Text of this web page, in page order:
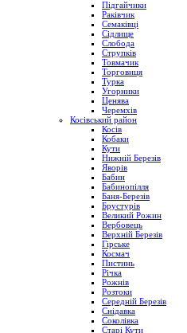
Підгайчики
Раківчик
Семаківці
Сідлище
Слобода
Струпків
Товмачик
Торговиця
Турка
Угорники
Ценява
Черемхів
Косівський район
Косів
Кобаки
Кути
Нижній Березів
Яворів
Бабин
Бабинопілля
Баня-Березів
Брустурів
Великий Рожин
Вербовець
Верхній Березів
Гірське
Космач
Пистинь
Річка
Рожнів
Розтоки
Середній Березів
Снідавка
Соколівка
Старі Кути